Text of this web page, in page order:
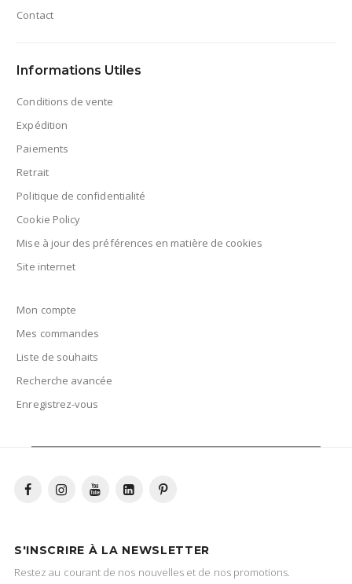
Contact
Informations Utiles
Conditions de vente
Expédition
Paiements
Retrait
Politique de confidentialité
Cookie Policy
Mise à jour des préférences en matière de cookies
Site internet
Mon compte
Mes commandes
Liste de souhaits
Recherche avancée
Enregistrez-vous
S'INSCRIRE À LA NEWSLETTER
Restez au courant de nos nouvelles et de nos promotions.